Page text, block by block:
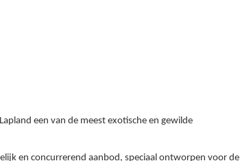
een van de meest exotische en gewilde
en concurrerend aanbod, speciaal ontworpen voor de